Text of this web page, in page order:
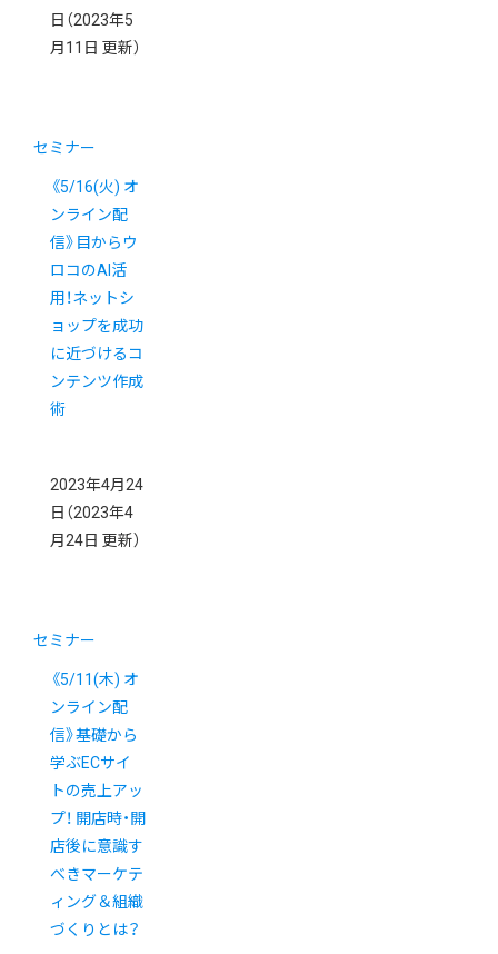
日 （2023年5
月11日 更新）
セミナー
《5/16(火) オ
ンライン配
信》目からウ
ロコのAI活
用！ネットシ
ョップを成功
に近づけるコ
ンテンツ作成
術
2023年4月24
日 （2023年4
月24日 更新）
セミナー
《5/11(木) オ
ンライン配
信》基礎から
学ぶECサイ
トの売上アッ
プ！ 開店時・開
店後に意識す
べきマーケテ
ィング＆組織
づくりとは？